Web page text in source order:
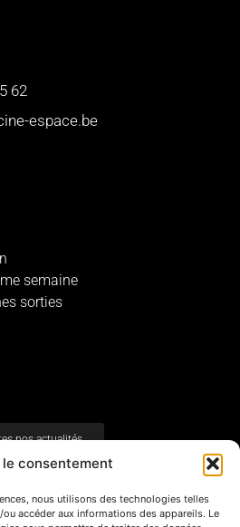
le consentement
nous utilisons des technologies telles
accéder aux informations des appareils. Le
62
espace.be
semaine
sorties
nos actualités